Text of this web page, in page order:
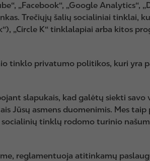
„Facebook“, „Google Analytics“,
Trečiųjų šalių socialiniai tinklai,
„Circle K“ tinklalapiai arba kitos
tinklo privatumo politikos, kuri yra
slapukais, kad galėtų siekti
Jūsų asmens duomenimis. Mes
tinklų rodomo turinio
reglamentuoja atitinkamų